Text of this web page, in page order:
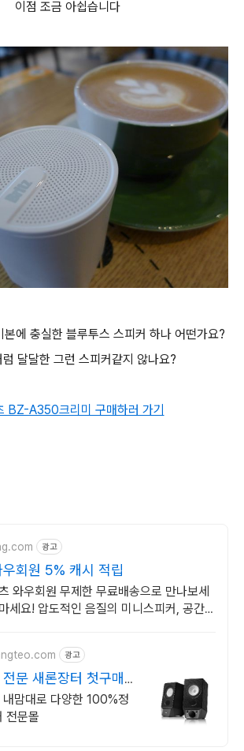
이점 조금 아쉽습니다
에 충실한 블루투스 스피커 하나 어떤가요?
럼 달달한 그런 스피커같지 않나요?
BZ-A350크리미 구매하러 가기
광고
회원 5% 캐시 적립
와우회원 무제한 무료배송으로 만나보세
세요! 압도적인 음질의 미니스피커, 공간을
광고
문 새론장터 첫구매혜
송!
내맘대로 다양한 100%정
전문몰